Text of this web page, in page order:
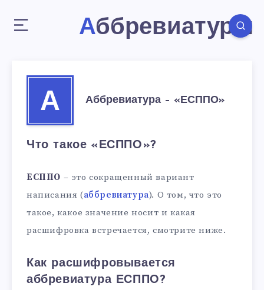
Аббревиатуры
А Аббревиатура – «ЕСППО»
Что такое «ЕСППО»?
ЕСППО – это сокращенный вариант
написания (аббревиатура). О том, что это
такое, какое значение носит и какая
расшифровка встречается, смотрите ниже.
Как расшифровывается
аббревиатура ЕСППО?